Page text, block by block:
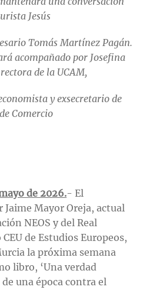
Jesús
Tomás Martínez Pagán.
acompañado por Josefina
de la UCAM,
y exsecretario de
Comercio
de 2026.- El
Mayor Oreja, actual
NEOS y del Real
de Estudios Europeos,
la próxima semana
libro, ‘Una verdad
una época contra el